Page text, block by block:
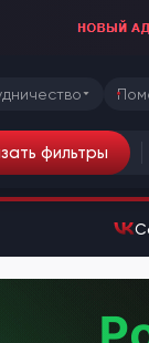
фильтры